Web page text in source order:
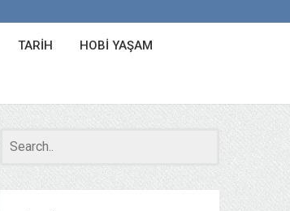
TARIH HOBI YAŞAM